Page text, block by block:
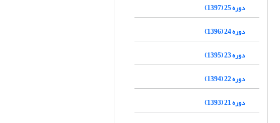
دوره 25 (1397)
دوره 24 (1396)
دوره 23 (1395)
دوره 22 (1394)
دوره 21 (1393)